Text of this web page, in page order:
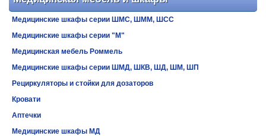
Медицинские шкафы серии ШМС, ШММ, ШСС
Медицинские шкафы серии "М"
Медицинская мебель Роммель
Медицинские шкафы серии ШМД, ШКВ, ШД, ШМ, ШП
Рециркуляторы и стойки для дозаторов
Кровати
Аптечки
Медицинские шкафы МД